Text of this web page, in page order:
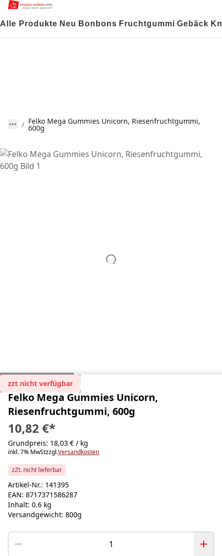
Alle Produkte Neu Bonbons Fruchtgummi Gebäck
Felko Mega Gummies Unicorn, Riesenfruchtgummi,
600g
zzt nicht verfügbar
Felko Mega Gummies Unicorn,
Riesenfruchtgummi, 600g
10,82 €*
Grundpreis: 18,03 € / kg
inkl. 7% MwStzzgl.Versandkosten
zZt. nicht lieferbar
Artikel-Nr.: 141395
EAN: 8717371586287
Inhalt: 0.6 kg
Versandgewicht: 800g